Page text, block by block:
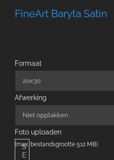
FineArt Baryta Satin
Formaat
Afwerking
*
Foto uploaden
S
E
(max. bestandsgrootte 512 MB)